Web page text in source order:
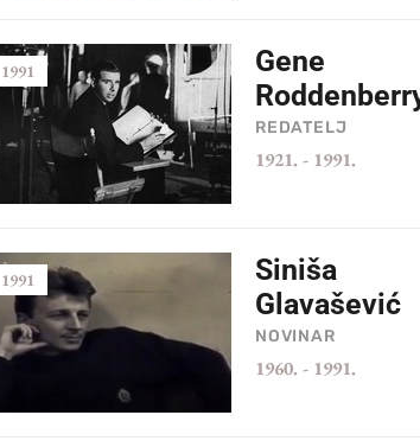
Gene
REDATELJ
1921. - 1991.
1991
Siniša
Glavašević
NOVINAR
1960. - 1991.
1991